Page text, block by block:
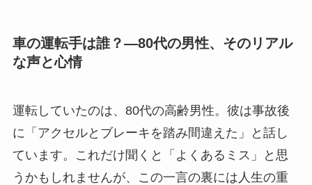
車の運転手は誰？―80代の男性、そのリアル
な声と心情
運転していたのは、80代の高齢男性。彼は事故後
に「アクセルとブレーキを踏み間違えた」と話し
ています。これだけ聞くと「よくあるミス」と思
うかもしれませんが、この一言の裏には人生の重